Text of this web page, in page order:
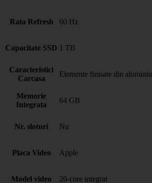
Rata Refresh 60 Hz
Capacitate SSD 1 TB
Caracteristici
Carcasa
Elemente finisate din aluminiu
Memorie
Integrata
64 GB
Nr. sloturi Nu
Placa Video Apple
Model video 20-core integrat